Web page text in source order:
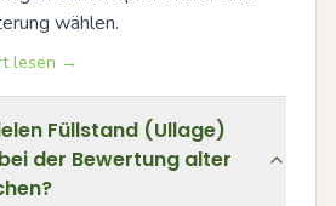
wählen.
lesen →
Füllstand (Ullage)
der Bewertung alter